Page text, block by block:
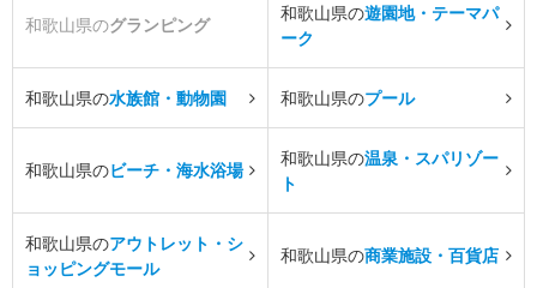
和歌山県のグランピング
和歌山県の遊園地・テーマパ
ーク
和歌山県の水族館・動物園 和歌山県のプール
和歌山県のビーチ・海水浴場
和歌山県の温泉・スパリゾー
ト
和歌山県のアウトレット・シ
ョッピングモール
和歌山県の商業施設・百貨店